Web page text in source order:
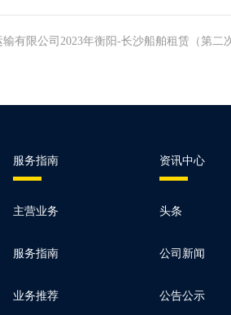
有限公司2023年衡阳-长沙船舶租赁（第二
服务指南 资讯中心
主营业务 头条
服务指南 公司新闻
业务推荐 公告公示